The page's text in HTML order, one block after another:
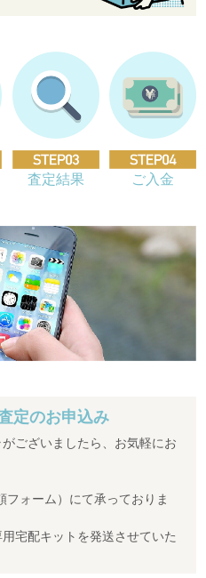
査定結果 ご入金
定のお申込み
ございましたら、お気軽にお
ォーム）にて承っておりま
宅配キットを発送させていた